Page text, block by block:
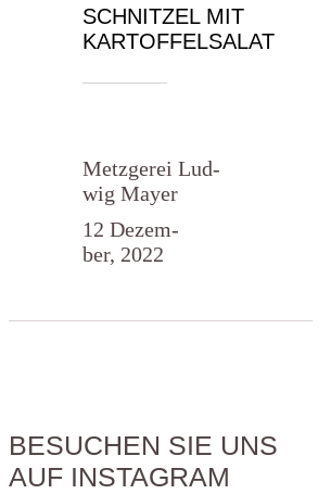
SCHNITZEL MIT
KARTOFFELSALAT
Metz­ge­rei Lud­
wig Mayer
12 Dezem­
ber, 2022
BESUCHEN SIE UNS
AUF INSTAGRAM